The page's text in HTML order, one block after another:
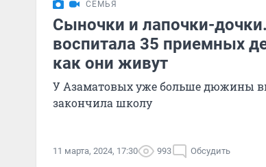
СЕМЬЯ
Сыночки и лапочки-
воспитала 35 приемных
как они живут
У Азаматовых уже больше дюжины
закончила школу
11 марта, 2024, 17:30 993 Обсудить